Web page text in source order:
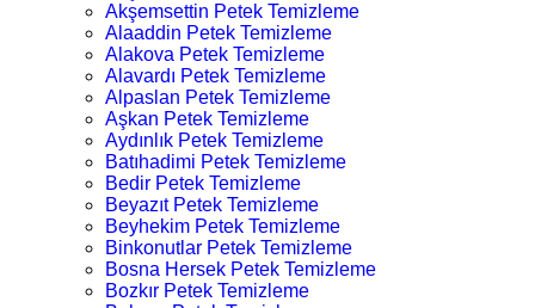
Akşemsettin Petek Temizleme
Alaaddin Petek Temizleme
Alakova Petek Temizleme
Alavardı Petek Temizleme
Alpaslan Petek Temizleme
Aşkan Petek Temizleme
Aydınlık Petek Temizleme
Batıhadimi Petek Temizleme
Bedir Petek Temizleme
Beyazıt Petek Temizleme
Beyhekim Petek Temizleme
Binkonutlar Petek Temizleme
Bosna Hersek Petek Temizleme
Bozkır Petek Temizleme